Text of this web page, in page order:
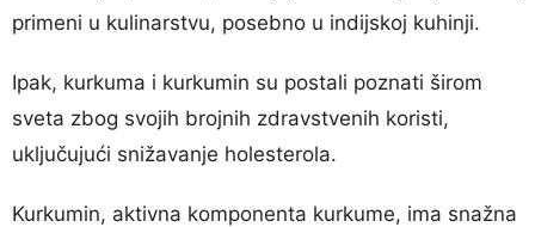
primeni u kulinarstvu, posebno u indijskoj kuhinji.
Ipak, kurkuma i kurkumin su postali poznati širom
sveta zbog svojih brojnih zdravstvenih koristi,
uključujući snižavanje holesterola.
Kurkumin, aktivna komponenta kurkume, ima snažna